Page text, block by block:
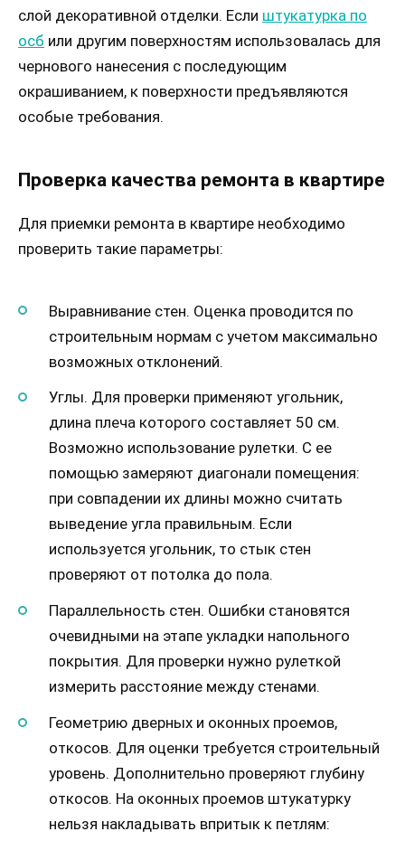
слой декоративной отделки. Если штукатурка по
осб или другим поверхностям использовалась для
чернового нанесения с последующим
окрашиванием, к поверхности предъявляются
особые требования.
Проверка качества ремонта в квартире
Для приемки ремонта в квартире необходимо
проверить такие параметры:
Выравнивание стен. Оценка проводится по
строительным нормам с учетом максимально
возможных отклонений.
Углы. Для проверки применяют угольник,
длина плеча которого составляет 50 см.
Возможно использование рулетки. С ее
помощью замеряют диагонали помещения:
при совпадении их длины можно считать
выведение угла правильным. Если
используется угольник, то стык стен
проверяют от потолка до пола.
Параллельность стен. Ошибки становятся
очевидными на этапе укладки напольного
покрытия. Для проверки нужно рулеткой
измерить расстояние между стенами.
Геометрию дверных и оконных проемов,
откосов. Для оценки требуется строительный
уровень. Дополнительно проверяют глубину
откосов. На оконных проемов штукатурку
нельзя накладывать впритык к петлям: